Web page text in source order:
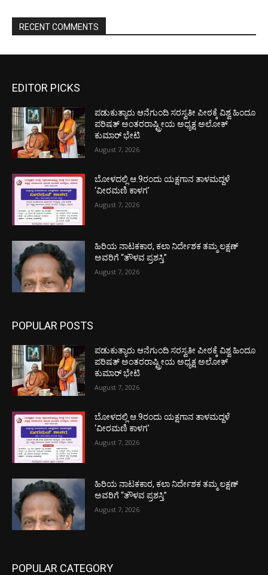
RECENT COMMENTS
EDITOR PICKS
ಪಡುಕುತ್ಯಾರು ಆನೆಗುಂದಿ ಸರಸ್ವತೀ ಪೀಠಕ್ಕೆ ವಿಶ್ವ ಹಿಂದೂ
ಪರಿಷತ್ ಅಂತರರಾಷ್ಟ್ರೀಯ ಅಧ್ಯಕ್ಷ ಅಲೋಕ್
ಕುಮಾರ್ ಭೇಟಿ
August 7, 2026
ಬೋಳದಲ್ಲಿ ಆ.9ರಂದು ಯಕ್ಷಗಾನ ತಾಳಮದ್ದಳೆ
‘ವೀರಮಣಿ ಕಾಳಗ’
August 7, 2026
ಹಿರಿಯ ನಾಟಕಕಾರ, ಕಲಾ ನಿರ್ದೇಶಕ ತಮ್ಮ ಲಕ್ಷಣ್
ಅವರಿಗೆ “ತೌಳವ ಪ್ರಶಸ್ತಿ”
August 7, 2026
POPULAR POSTS
ಪಡುಕುತ್ಯಾರು ಆನೆಗುಂದಿ ಸರಸ್ವತೀ ಪೀಠಕ್ಕೆ ವಿಶ್ವ ಹಿಂದೂ
ಪರಿಷತ್ ಅಂತರರಾಷ್ಟ್ರೀಯ ಅಧ್ಯಕ್ಷ ಅಲೋಕ್
ಕುಮಾರ್ ಭೇಟಿ
August 7, 2026
ಬೋಳದಲ್ಲಿ ಆ.9ರಂದು ಯಕ್ಷಗಾನ ತಾಳಮದ್ದಳೆ
‘ವೀರಮಣಿ ಕಾಳಗ’
August 7, 2026
ಹಿರಿಯ ನಾಟಕಕಾರ, ಕಲಾ ನಿರ್ದೇಶಕ ತಮ್ಮ ಲಕ್ಷಣ್
ಅವರಿಗೆ “ತೌಳವ ಪ್ರಶಸ್ತಿ”
August 7, 2026
POPULAR CATEGORY